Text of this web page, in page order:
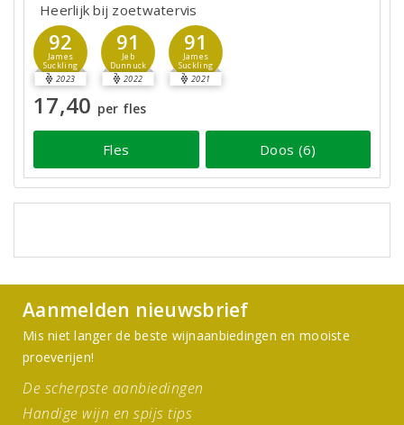
Heerlijk bij zoetwatervis
92
James
Suckling
2023
91
Jeb
Dunnuck
2022
91
James
Suckling
2021
17,40 per fles
Fles Doos (6)
Aanmelden nieuwsbrief
Mis niet langer de beste wijnaanbiedingen en mooiste
proeverijen!
De scherpste aanbiedingen
Handige wijn en spijs tips